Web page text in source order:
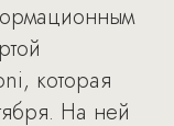
которая
На ней